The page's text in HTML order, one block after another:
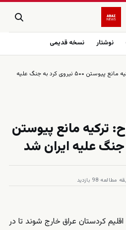
نوشتار نسخه قدیمی
روزنامه دیلی صباح: ترکیه مانع پیوستن ۵۰۰ نیروی کرد به جنگ علیه
ترکیه مانع پیوستن
·98 بازدید
از اقلیم کردستان عراق خارج شوند تا در